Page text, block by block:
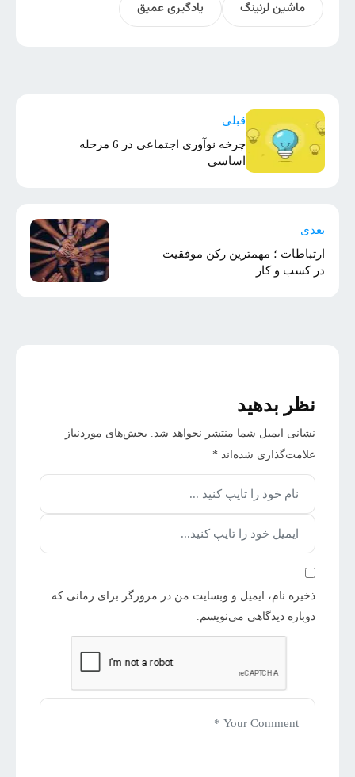
ماشین لرنینگ یادگیری عمیق
قبلی
چرخه نوآوری اجتماعی در 6 مرحله
اساسی
بعدی
ارتباطات ؛ مهمترین رکن موفقیت
در کسب و کار
نظر بدهید
نشانی ایمیل شما منتشر نخواهد شد. بخش‌های موردنیاز
علامت‌گذاری شده‌اند *
ذخیره نام، ایمیل و وبسایت من در مرورگر برای زمانی که
دوباره دیدگاهی می‌نویسم.